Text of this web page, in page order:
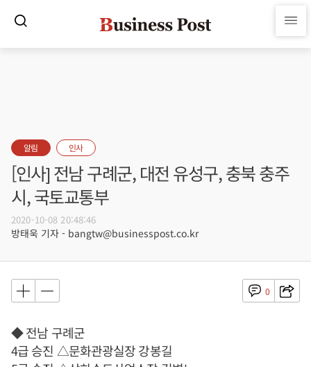
알림 인사
[인사] 전남 구례군, 대전 유성구, 충북 충주
시, 국토교통부
2020-10-08 20:48:46
방태욱 기자 - bangtw@businesspost.co.kr
0
◆ 전남 구례군
4급 승진 △문화관광실장 강봉길